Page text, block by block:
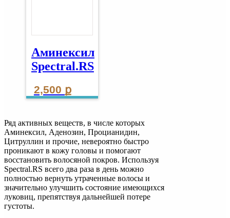
Аминексил
Spectral.RS
2,500 ք
Ряд активных веществ, в числе которых
Аминексил, Аденозин, Процианидин,
Цитруллин и прочие, невероятно быстро
проникают в кожу головы и помогают
восстановить волосяной покров. Используя
Spectral.RS всего два раза в день можно
полностью вернуть утраченные волосы и
значительно улучшить состояние имеющихся
луковиц, препятствуя дальнейшей потере
густоты.